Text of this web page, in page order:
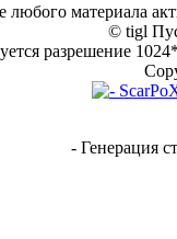
любого материала
© tigl
разрешение
- Генерация